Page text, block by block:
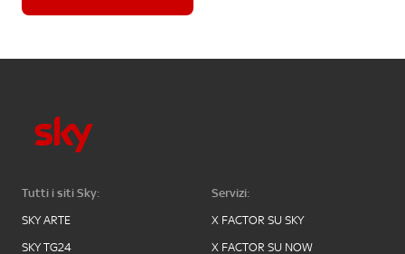
Tutti i siti Sky:
SKY ARTE
SKY TG24
Servizi:
X FACTOR SU SKY
X FACTOR SU NOW